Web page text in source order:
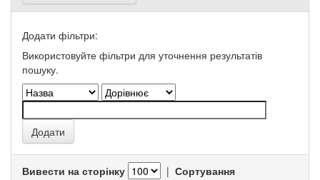
Додати фільтри:
Використовуйте фільтри для уточнення результатів
пошуку.
Вивести на сторінку | Сортування